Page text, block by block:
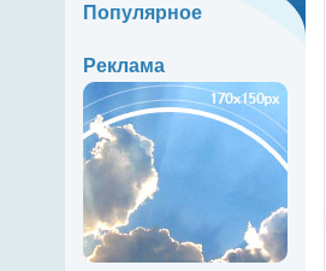
Популярное
Реклама